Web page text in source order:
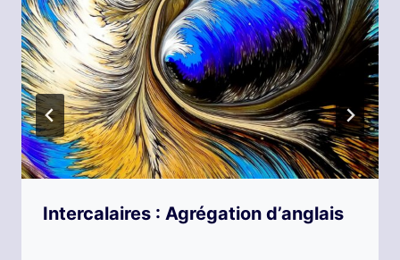
Intercalaires : Agrégation d’anglais